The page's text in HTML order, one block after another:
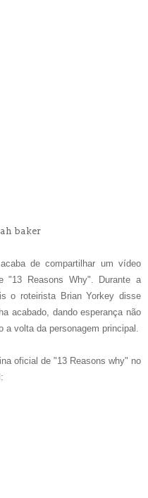
de compartilhar um vídeo
"13 Reasons Why". Durante a
o roteirista Brian Yorkey disse
acabado, dando esperança não
a volta da personagem principal.
oficial de "13 Reasons why" no